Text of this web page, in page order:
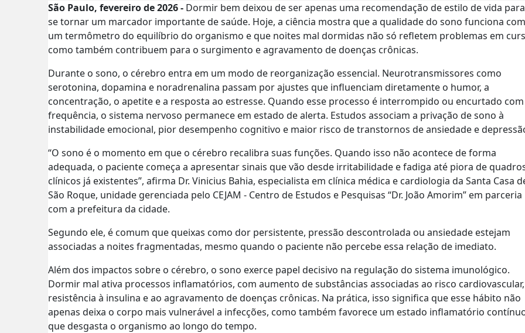
São Paulo, fevereiro de 2026 - Dormir bem deixou de ser apenas uma recomendação de estilo de vida para
se tornar um marcador importante de saúde. Hoje, a ciência mostra que a qualidade do sono funciona
um termômetro do equilíbrio do organismo e que noites mal dormidas não só refletem problemas em
como também contribuem para o surgimento e agravamento de doenças crônicas.
Durante o sono, o cérebro entra em um modo de reorganização essencial. Neurotransmissores como
serotonina, dopamina e noradrenalina passam por ajustes que influenciam diretamente o humor, a
concentração, o apetite e a resposta ao estresse. Quando esse processo é interrompido ou encurtado com
frequência, o sistema nervoso permanece em estado de alerta. Estudos associam a privação de sono à
instabilidade emocional, pior desempenho cognitivo e maior risco de transtornos de ansiedade e
“O sono é o momento em que o cérebro recalibra suas funções. Quando isso não acontece de forma
adequada, o paciente começa a apresentar sinais que vão desde irritabilidade e fadiga até piora de
clínicos já existentes”, afirma Dr. Vinicius Bahia, especialista em clínica médica e cardiologia da Santa Casa
São Roque, unidade gerenciada pelo CEJAM - Centro de Estudos e Pesquisas “Dr. João Amorim” em parceria
com a prefeitura da cidade.
Segundo ele, é comum que queixas como dor persistente, pressão descontrolada ou ansiedade estejam
associadas a noites fragmentadas, mesmo quando o paciente não percebe essa relação de imediato.
Além dos impactos sobre o cérebro, o sono exerce papel decisivo na regulação do sistema imunológico.
Dormir mal ativa processos inflamatórios, com aumento de substâncias associadas ao risco
resistência à insulina e ao agravamento de doenças crônicas. Na prática, isso significa que esse hábito não
apenas deixa o corpo mais vulnerável a infecções, como também favorece um estado inflamatório
que desgasta o organismo ao longo do tempo.